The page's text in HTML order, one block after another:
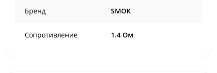
Бренд SMOK
Сопротивление 1.4 Ом